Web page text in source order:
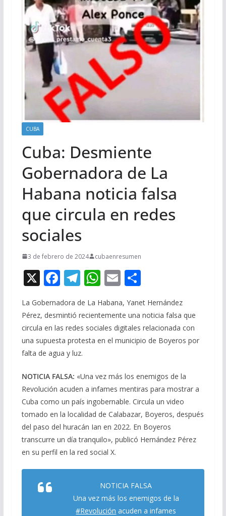
CUBA
Cuba: Desmiente
Gobernadora de La
Habana noticia falsa
que circula en redes
sociales
3 de febrero de 2024 cubaenresumen
X F
ac
e
b
o
o
k
T
el
e
gr
a
m
W
h
at
s
A
p
E
ai
l
C
m
p
ar
r
La Gobernadora de La Habana, Yanet Hernández
Pérez, desmintió recientemente una noticia falsa que
circula en las redes sociales digitales relacionada con
una supuesta protesta en el municipio de Boyeros por
falta de agua y luz.
NOTICIA FALSA: «Una vez más los enemigos de la
Revolución acuden a infames mentiras para mostrar a
Cuba como un país ingobernable. Circula un video
tomado en la localidad de Calabazar, Boyeros, después
del paso del huracán Ian en 2022. En Boyeros
transcurre un día tranquilo», publicó Hernández Pérez
en su perfil en la red social X.
NOTICIA FALSA
Una vez más los enemigos de la
#Revolución acuden a infames